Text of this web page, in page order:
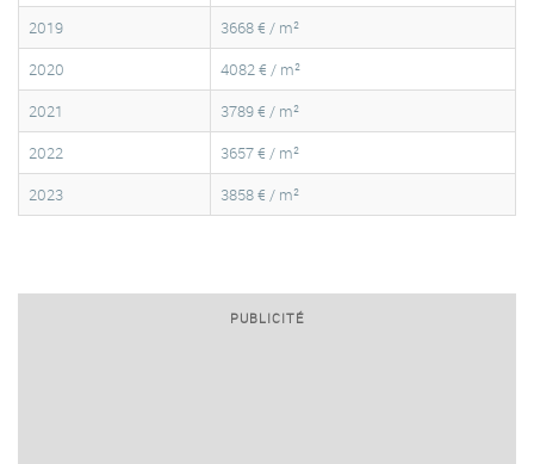
2019
3668 € / m²
2020
4082 € / m²
2021
3789 € / m²
2022
3657 € / m²
2023
3858 € / m²
PUBLICITÉ